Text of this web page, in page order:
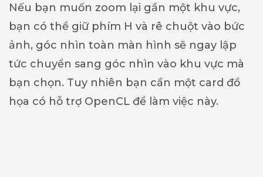
Nếu bạn muốn zoom lại gần một khu vực,
bạn có thể giữ phím H và rê chuột vào bức
ảnh, góc nhìn toàn màn hình sẽ ngay lập
tức chuyển sang góc nhìn vào khu vực mà
bạn chọn. Tuy nhiên bạn cần một card đồ
họa có hỗ trợ OpenCL để làm việc này.